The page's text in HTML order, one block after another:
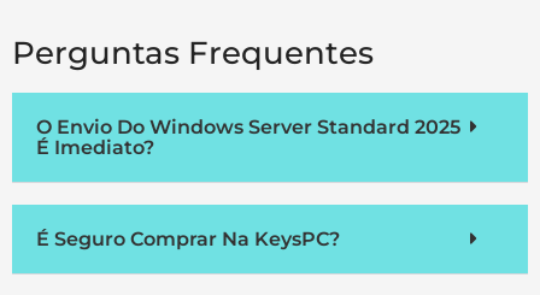
Perguntas Frequentes
O Envio Do Windows Server Standard 2025
É Imediato?
É Seguro Comprar Na KeysPC?